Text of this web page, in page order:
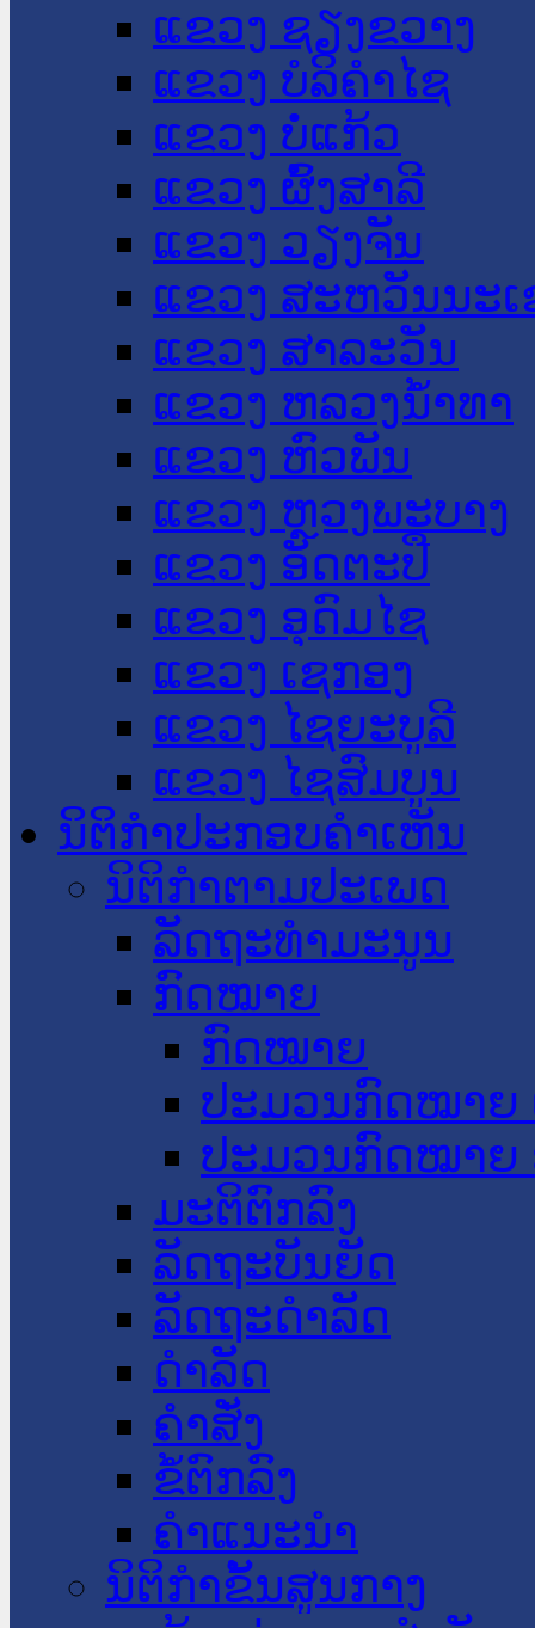
ແຂວງ ຊຽງຂວາງ
ແຂວງ ບໍລິຄໍາໄຊ
ແຂວງ ບໍ່ແກ້ວ
ແຂວງ ຜົ້ງສາລີ
ແຂວງ ວຽງຈັນ
ແຂວງ ສະຫວັນນະ
ແຂວງ ສາລະວັນ
ແຂວງ ຫລວງນໍ້າທາ
ແຂວງ ຫົວພັນ
ແຂວງ ຫຼວງພະບາງ
ແຂວງ ອັດຕະປື
ແຂວງ ອຸດົມໄຊ
ແຂວງ ເຊກອງ
ແຂວງ ໄຊຍະບູລີ
ແຂວງ ໄຊສົມບູນ
ນິຕິກໍາປະກອບຄໍາເຫັນ
ນິຕິກໍາຕາມປະເພດ
ລັດຖະທໍາມະນູນ
ກົດໝາຍ
ກົດໝາຍ
ປະມວນກົດໝາຍ
ປະມວນກົດໝາຍ
ມະຕິຕົກລົງ
ລັດຖະບັນຍັດ
ລັດຖະດໍາລັດ
ດໍາລັດ
ຄໍາສັ່ງ
ຂໍ້ຕົກລົງ
ຄໍາແນະນໍາ
ນິຕິກຳຂັ້ນສູນກາງ